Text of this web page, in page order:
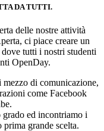
DA TUTTI.
delle nostre attività
ci piace creare un
tutti i nostri studenti
OpenDay.
di comunicazione,
come Facebook
ed incontriamo i
grande scelta.